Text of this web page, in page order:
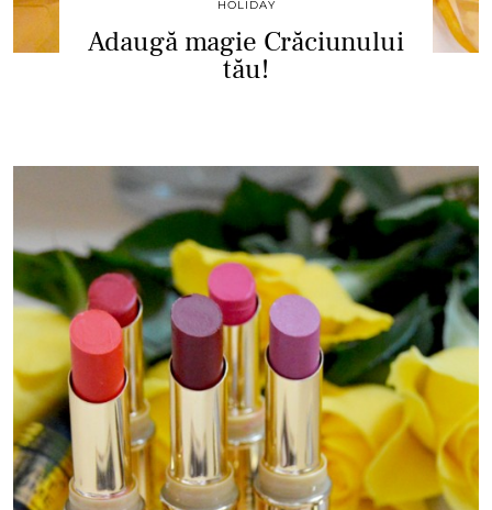
HOLIDAY
Adaugă magie Crăciunului
tău!